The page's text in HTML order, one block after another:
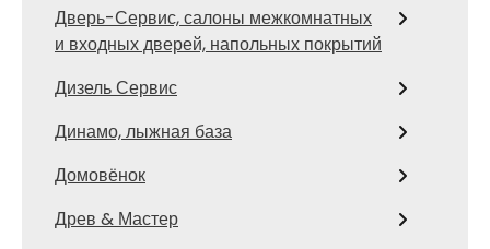
Дверь-Сервис, салоны межкомнатных
и входных дверей, напольных покрытий
Дизель Сервис
Динамо, лыжная база
Домовёнок
Древ & Мастер